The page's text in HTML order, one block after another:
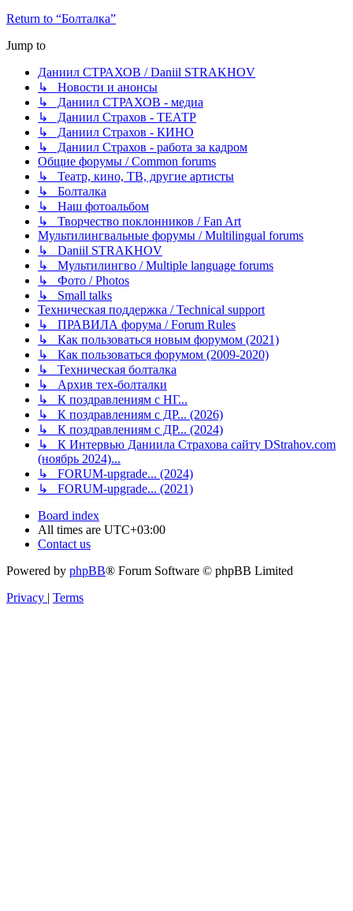
Return to “Болталка”
Jump to
Даниил СТРАХОВ / Daniil STRAKHOV
↳ Новости и анонсы
↳ Даниил СТРАХОВ - медиа
↳ Даниил Страхов - ТЕАТР
↳ Даниил Страхов - КИНО
↳ Даниил Страхов - работа за кадром
Общие форумы / Common forums
↳ Театр, кино, ТВ, другие артисты
↳ Болталка
↳ Наш фотоальбом
↳ Творчество поклонников / Fan Art
Мультилингвальные форумы / Multilingual forums
↳ Daniil STRAKHOV
↳ Мультилингво / Multiple language forums
↳ Фото / Photos
↳ Small talks
Техническая поддержка / Technical support
↳ ПРАВИЛА форума / Forum Rules
↳ Как пользоваться новым форумом (2021)
↳ Как пользоваться форумом (2009-2020)
↳ Техническая болталка
↳ Архив тех-болталки
↳ К поздравлениям с НГ...
↳ К поздравлениям с ДР... (2026)
↳ К поздравлениям с ДР... (2024)
↳ К Интервью Даниила Страхова сайту DStrahov.com
(ноябрь 2024)...
↳ FORUM-upgrade... (2024)
↳ FORUM-upgrade... (2021)
Board index
All times are UTC+03:00
Contact us
Powered by phpBB® Forum Software © phpBB Limited
Privacy | Terms